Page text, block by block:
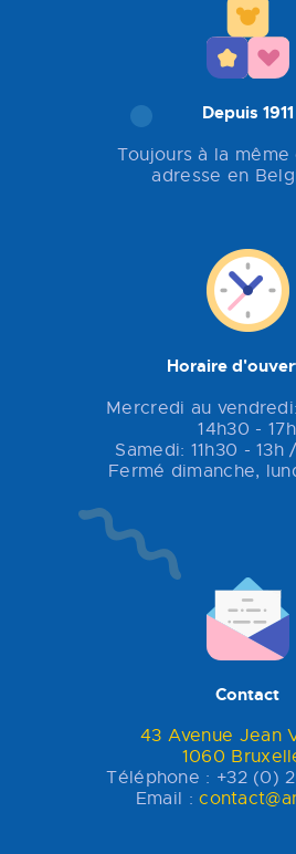
Depuis 1911
Toujours à la même
adresse en
Horaire
Mercredi au
14h30 - 17h
Samedi: 11h30 - 13h
Fermé dimanche,
Contact
43 Avenue Jean
1060
Téléphone : +32 (0)
Email :